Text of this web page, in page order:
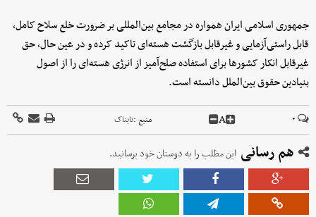
جمهوری اسلامی ایران همواره در مجامع بین‌المللی بر ضرورت خلع سلاح کامل،
قابل راستی‌آزمایی و غیرقابل بازگشت هسته‌ای تاکید کرده و در عین حال، حق
غیرقابل انکار کشورها برای استفاده صلح‌آمیز از انرژی هسته‌ای را از اصول
بنیادین حقوق بین‌الملل دانسته است.
۰ A منبع :تابناک
هم رسانی این مطلب را به دوستان خود برسانید.